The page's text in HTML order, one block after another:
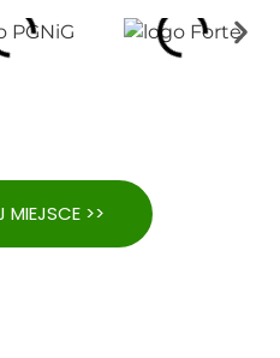
MIEJSCE >>